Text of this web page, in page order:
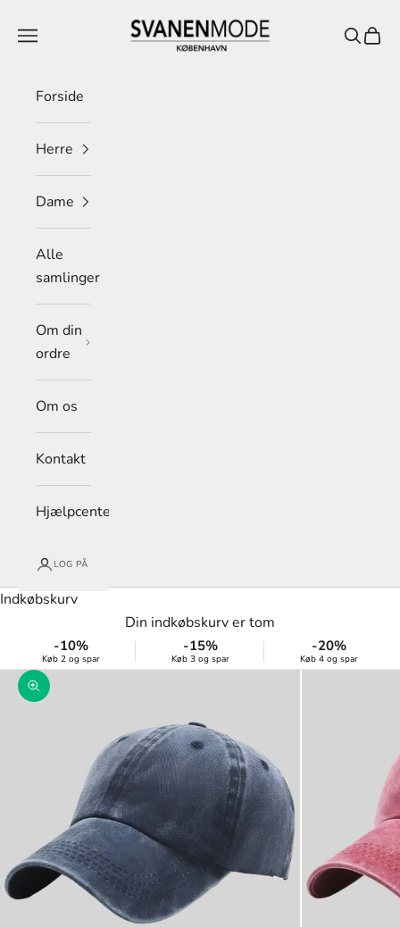
Svanen Mode
Menu Søg
Forside
Herre
Dame
Alle
samlinger
Om din
ordre
Om os
Kontakt
Hjælpcenter
LOG PÅ
Indkøbskurv
Din indkøbskurv er tom
-10%
Køb 2 og spar
-15%
Køb 3 og spar
-20%
Køb 4 og spar
Zoom